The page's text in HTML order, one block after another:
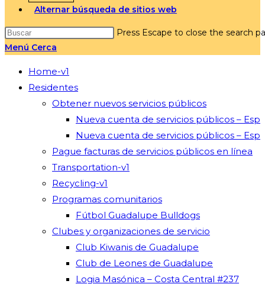
Alternar búsqueda de sitios web
Press Escape to close the search
Menú Cerca
Home-v1
Residentes
Obtener nuevos servicios públicos
Nueva cuenta de servicios públicos – Esp
Nueva cuenta de servicios públicos – Esp
Pague facturas de servicios públicos en línea
Transportation-v1
Recycling-v1
Programas comunitarios
Fútbol Guadalupe Bulldogs
Clubes y organizaciones de servicio
Club Kiwanis de Guadalupe
Club de Leones de Guadalupe
Logia Masónica – Costa Central #237